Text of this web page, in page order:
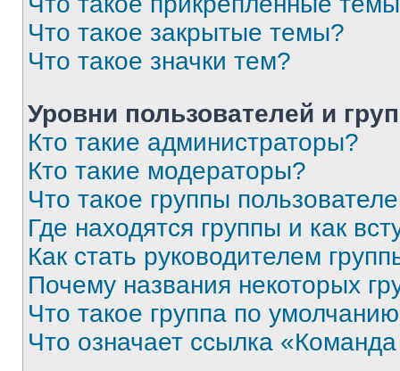
Что такое закрытые темы?
Что такое значки тем?
Уровни пользователей и
Кто такие администраторы?
Кто такие модераторы?
Что такое группы
Где находятся группы и как
Как стать руководителем
Почему названия некоторых
Что такое группа по
Что означает ссылка